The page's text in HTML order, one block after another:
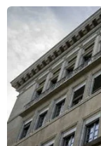
Techcom Life
cho bài toán
người Việt
06/08/2026 03:40